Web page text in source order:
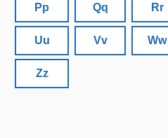
Pp Qq Rr
Uu Vv Ww
Zz